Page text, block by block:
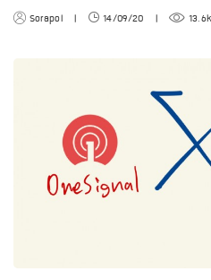
Sorapol | 14/09/20 | 13.6k